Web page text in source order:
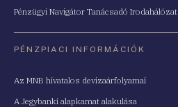
Pénzügyi Navigátor Tanácsadó Irodahálózat
PÉNZPIACI INFORMÁCIÓK
Az MNB hivatalos devizaárfolyamai
A Jegybanki alapkamat alakulása